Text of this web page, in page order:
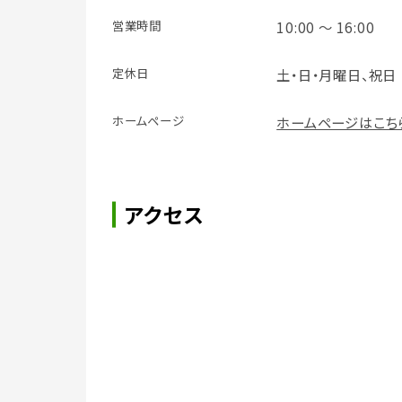
営業時間 10:00 ～ 16:00
定休日 土・日・月曜日、祝日
ホームページ ホームページはこち
アクセス